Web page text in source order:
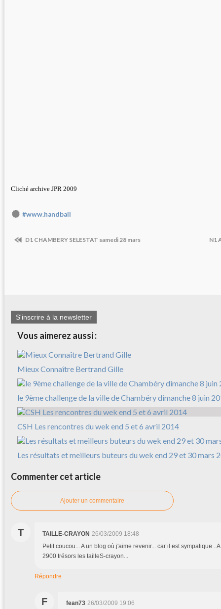
Cliché archive JPR 2009
#www.handball
D1 CHAMBERY SELESTAT samedi 28 mars N1
S'inscrire à la newsletter
Vous aimerez aussi :
Mieux Connaître Bertrand Gille
le 9ème challenge de la ville de Chambéry dimanche 8 juin
CSH Les rencontres du wek end 5 et 6 avril 2014
Les résultats et meilleurs buteurs du wek end 29 et 30 mars
Commenter cet article
Ajouter un commentaire
T TAILLE-CRAYON 26/03/2009 18:48
Petit coucou... A un blog où j'aime revenir... car il est sympatique
2900 trésors les tailleS-crayon...
Répondre
F fean73 26/03/2009 19:06